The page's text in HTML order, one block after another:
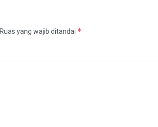
Ruas yang wajib ditandai *